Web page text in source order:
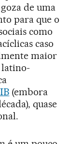
de uma
para que o
como
caso
maior
latino-
(embora
quase